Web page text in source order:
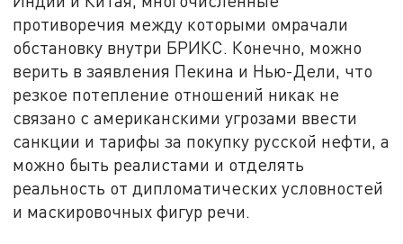
противоречия между которыми омрачали
обстановку внутри БРИКС. Конечно, можно
верить в заявления Пекина и Нью-Дели, что
резкое потепление отношений никак не
связано с американскими угрозами ввести
санкции и тарифы за покупку русской нефти, а
можно быть реалистами и отделять
реальность от дипломатических условностей
и маскировочных фигур речи.